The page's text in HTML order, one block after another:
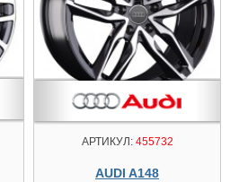
АРТИКУЛ:455732
AUDI A148